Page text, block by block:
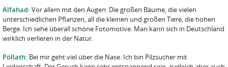
Alfahad: Vor allem mit den Augen. Die großen Bäume, die vielen
unterschiedlichen Pflanzen, all die kleinen und großen Tiere, die hohen
Berge. Ich sehe überall schöne Fotomotive. Man kann sich in Deutschland
wirklich verlieren in der Natur.
Pöllath: Bei mir geht viel über die Nase. Ich bin Pilzsucher mit